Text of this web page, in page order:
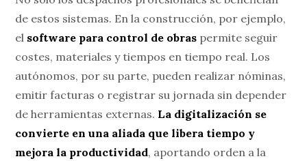
de estos sistemas. En la construcción, por ejemplo,
el software para control de obras permite seguir
costes, materiales y tiempos en tiempo real. Los
autónomos, por su parte, pueden realizar nóminas,
emitir facturas o registrar su jornada sin depender
de herramientas externas. La digitalización se
convierte en una aliada que libera tiempo y
mejora la productividad, aportando orden a la